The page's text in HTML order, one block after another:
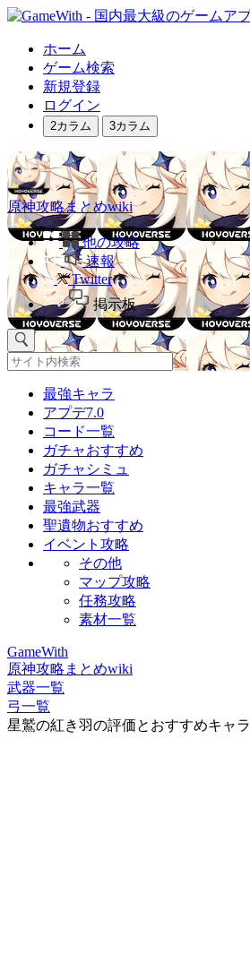
ホーム
ゲーム検索
新規登録
ログイン
2カラム 3カラム
原神攻略まとめwiki
他の攻略
速報
Twitter
掲示板
最強キャラ
アプデ7.0
コード一覧
ガチャおすすめ
ガチャシミュ
キャラ一覧
最強武器
聖遺物おすすめ
イベント攻略
その他
マップ攻略
任務攻略
素材一覧
GameWith
原神攻略まとめwiki
武器一覧
弓一覧
星鷲の紅き羽の評価とおすすめキャラ